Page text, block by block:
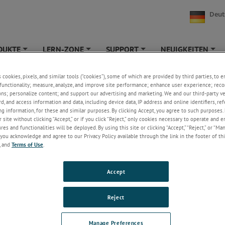
+
LERN-ZONE
+
SUPPORT
+
NEUIGKEITEN
+
Prüfungen
die Härte und Biegefestigkeit des Tiernahrung.
Texturanalysegeräte werden routinemäßig zur
Härte und Konsistenz verschiedener
verwendet.
Kekshärte, Konsistenz von Dosenfutter und
nur einige der Prüfverfahren, die Sie durch die
Texturanalysegerätes TA1
Befestigungen für die Analyse von Tiernahrung
cookies, pixels, and similar tools (“cookies”), some of which are provided by third parties, to
measure, analyze, and improve site performance; enhance user experience;
personalize content; and support our advertising and marketing. We and our third-party
and access information and data, including device data, IP address and online identifiers,
information, for these and similar purposes. By clicking Accept, you agree to such
without clicking “Accept,” or if you click “Reject,” only cookies necessary to operate and
and functionalities will be deployed. By using this site or clicking “Accept,” “Reject,” or
you acknowledge and agree to our Privacy Policy available through the link in the footer of
, and Terms of Use
Manage Preferences
Reject
Accept